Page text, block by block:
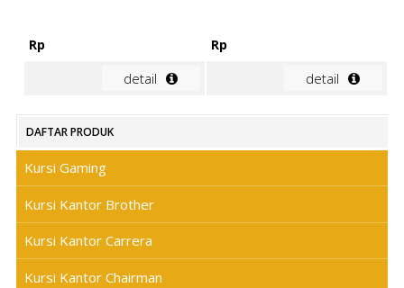
Rp
detail
Rp
detail
DAFTAR PRODUK
Kursi Gaming
Kursi Kantor Brother
Kursi Kantor Carrera
Kursi Kantor Chairman